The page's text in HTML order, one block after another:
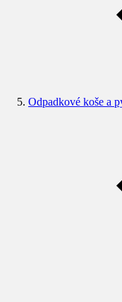
Odpadkové koše a